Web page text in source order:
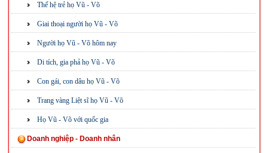
Thế hệ trẻ họ Vũ - Võ
Giai thoại người họ Vũ - Võ
Người họ Vũ - Võ hôm nay
Di tích, gia phả họ Vũ - Võ
Con gái, con dâu họ Vũ - Võ
Trang vàng Liệt sĩ họ Vũ - Võ
Họ Vũ - Võ với quốc gia
Doanh nghiệp - Doanh nhân